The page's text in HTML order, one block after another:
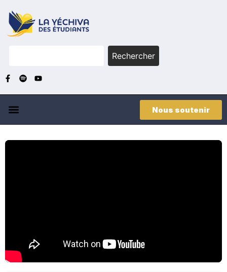
Rechercher
Nous soutenir